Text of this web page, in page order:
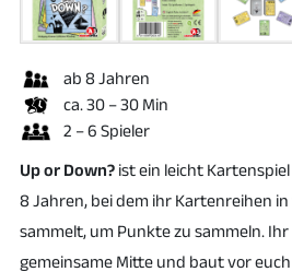
ab 8 Jahren
ca. 30 – 30 Min
2 – 6 Spieler
Up or Down? ist ein leicht
8 Jahren, bei dem ihr Kartenreihen
sammelt, um Punkte zu sammeln.
gemeinsame Mitte und baut vor